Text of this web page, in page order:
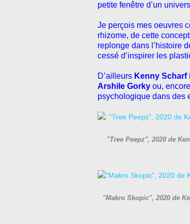
petite fenêtre d’un
Je perçois mes oeuvres
rhizome, de cette
replonge dans l’histoire
cessé d’inspirer les
D’ailleurs Kenny Scharf
Arshile Gorky ou,
psychologique dans des
"Tree Peepz", 2020 de
"Makro Skopic", 2020 de